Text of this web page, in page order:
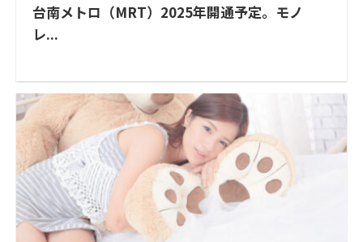
台南メトロ（MRT）2025年開通予定。モノ
レ...